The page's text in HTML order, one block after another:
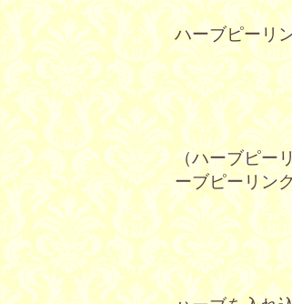
ハーブピーリ
（ハーブピー
ーブピーリン